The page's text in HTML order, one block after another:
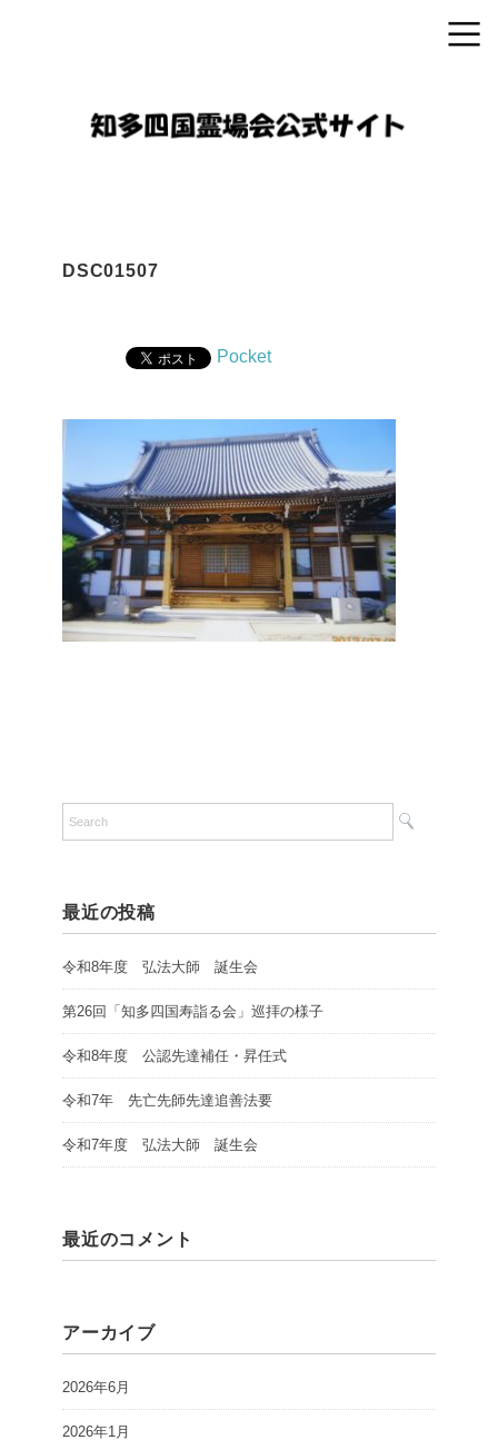
DSC01507
Pocket
最近の投稿
令和8年度 弘法大師 誕生会
第26回「知多四国寿詣る会」巡拝の様子
令和8年度 公認先達補任・昇任式
令和7年 先亡先師先達追善法要
令和7年度 弘法大師 誕生会
最近のコメント
アーカイブ
2026年6月
2026年1月